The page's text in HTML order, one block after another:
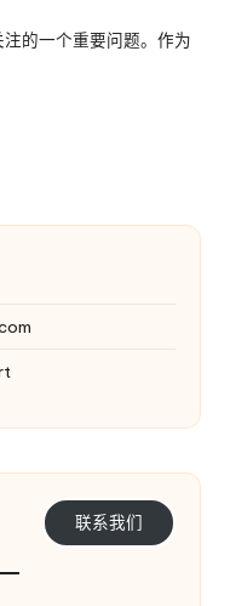
的一个重要问题。作为
联系我们